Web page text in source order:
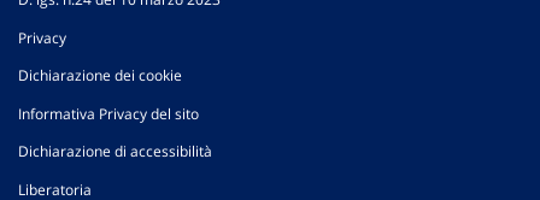
Privacy
Dichiarazione dei cookie
Informativa Privacy del sito
Dichiarazione di accessibilità
Liberatoria